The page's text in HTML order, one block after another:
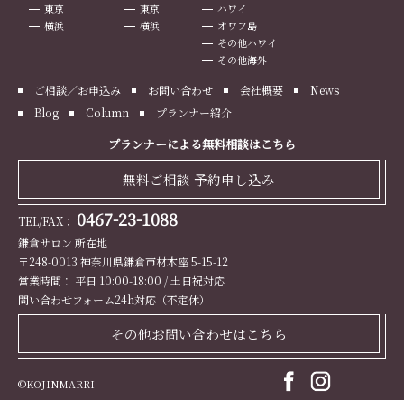
東京
横浜
東京
横浜
ハワイ
オワフ島
その他ハワイ
その他海外
ご相談／お申込み お問い合わせ 会社概要
News
Blog
Column プランナー紹介
プランナーによる無料相談はこちら
無料ご相談 予約申し込み
TEL/FAX： 0467-23-1088
鎌倉サロン 所在地
〒248-0013 神奈川県鎌倉市材木座 5-15-12
営業時間： 平日 10:00-18:00 / 土日祝対応
問い合わせフォーム24h対応（不定休）
その他お問い合わせはこちら
©KOJINMARRI